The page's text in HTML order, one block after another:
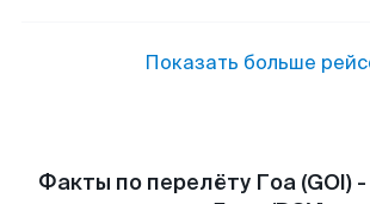
Показать больше
Факты по перелёту Гоа (GOI)